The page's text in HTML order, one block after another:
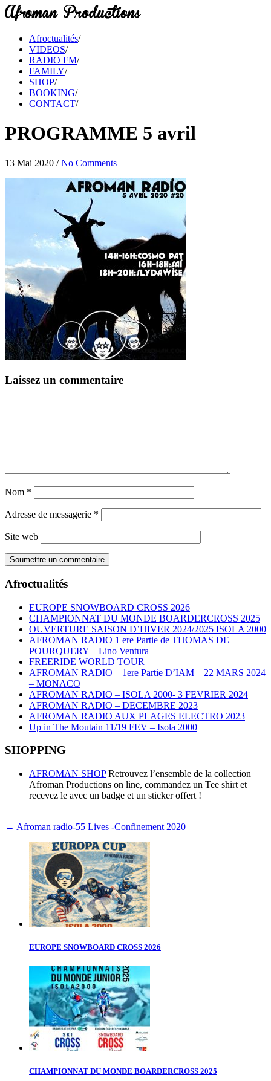
Afroctualités/
VIDEOS/
RADIO FM/
FAMILY/
SHOP/
BOOKING/
CONTACT/
PROGRAMME 5 avril
13 Mai 2020 / No Comments
Laissez un commentaire
Nom *
Adresse de messagerie *
Site web
Afroctualités
EUROPE SNOWBOARD CROSS 2026
CHAMPIONNAT DU MONDE BOARDERCROSS 2025
OUVERTURE SAISON D’HIVER 2024/2025 ISOLA 2000
AFROMAN RADIO 1 ere Partie de THOMAS DE
POURQUERY – Lino Ventura
FREERIDE WORLD TOUR
AFROMAN RADIO – 1ere Partie D’IAM – 22 MARS 2024
– MONACO
AFROMAN RADIO – ISOLA 2000- 3 FEVRIER 2024
AFROMAN RADIO – DECEMBRE 2023
AFROMAN RADIO AUX PLAGES ELECTRO 2023
Up in The Moutain 11/19 FEV – Isola 2000
SHOPPING
AFROMAN SHOPRetrouvez l’ensemble de la collection
Afroman Productions on line, commandez un Tee shirt et
recevez le avec un badge et un sticker offert !
← Afroman radio-55 Lives -Confinement 2020
EUROPE SNOWBOARD CROSS 2026
CHAMPIONNAT DU MONDE BOARDERCROSS 2025